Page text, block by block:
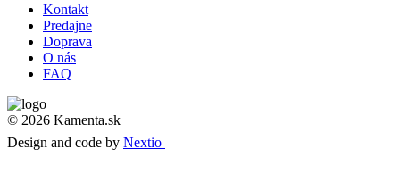
Kontakt
Predajne
Doprava
O nás
FAQ
© 2026 Kamenta.sk
Design and code by Nextio